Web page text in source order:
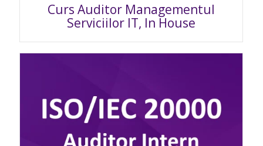
Curs Auditor Managementul
Serviciilor IT, In House